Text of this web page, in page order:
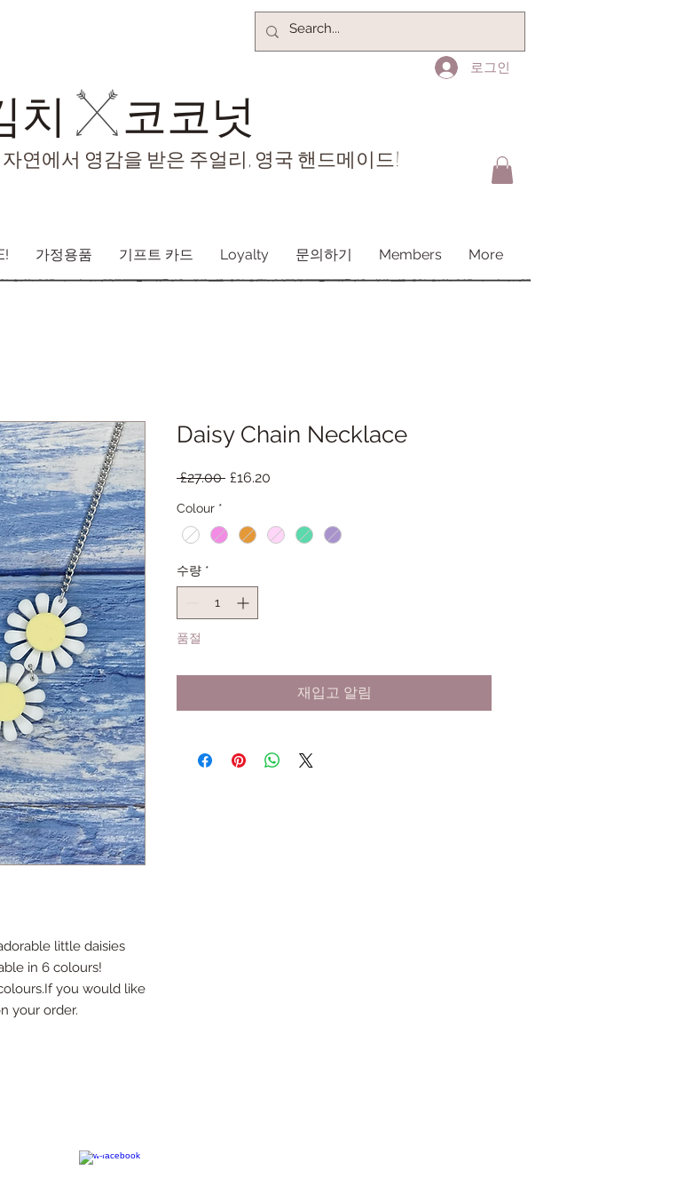
로그인
치​ 코코넛
연에서 영감을 받은 주얼리, 영국 핸드메이드!
가정용품 기프트 카드 Loyalty 문의하기 Members More
little daisies
in 6 colours!
you would like
your order.
Daisy Chain Necklace
£27.00 일£16.20
Colour *
수량 *
품절
재입고 알림